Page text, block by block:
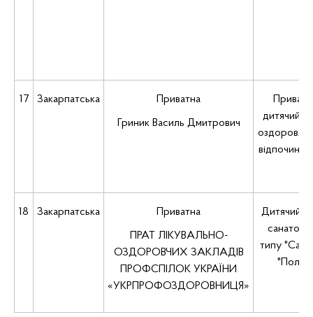
17 Закарпатська Приватна
Гриник Василь Дмитрович
дитячий
18 Закарпатська Приватна
ПРАТ ЛІКУВАЛЬНО-
ОЗДОРОВЧИХ ЗАКЛАДІВ
ПРОФСПІЛОК УКРАЇНИ
«УКРПРОФОЗДОРОВНИЦЯ»
Дитячий
типу